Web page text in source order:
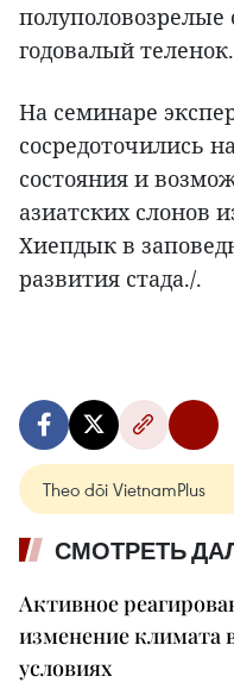
годовалый теленок.
На семинаре
сосредоточились
состояния и
азиатских слонов
Хиепдык в
развития стада./.
Theo dõi VietnamPlus
СМОТРЕТЬ
Активное
изменение климата
условиях